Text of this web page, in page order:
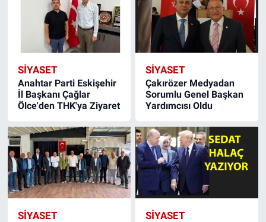
SİYASET
Anahtar Parti Eskişehir
İl Başkanı Çağlar
Ölce'den THK'ya Ziyaret
SİYASET
Çakırözer Medyadan
Sorumlu Genel Başkan
Yardımcısı Oldu
SİYASET SİYASET